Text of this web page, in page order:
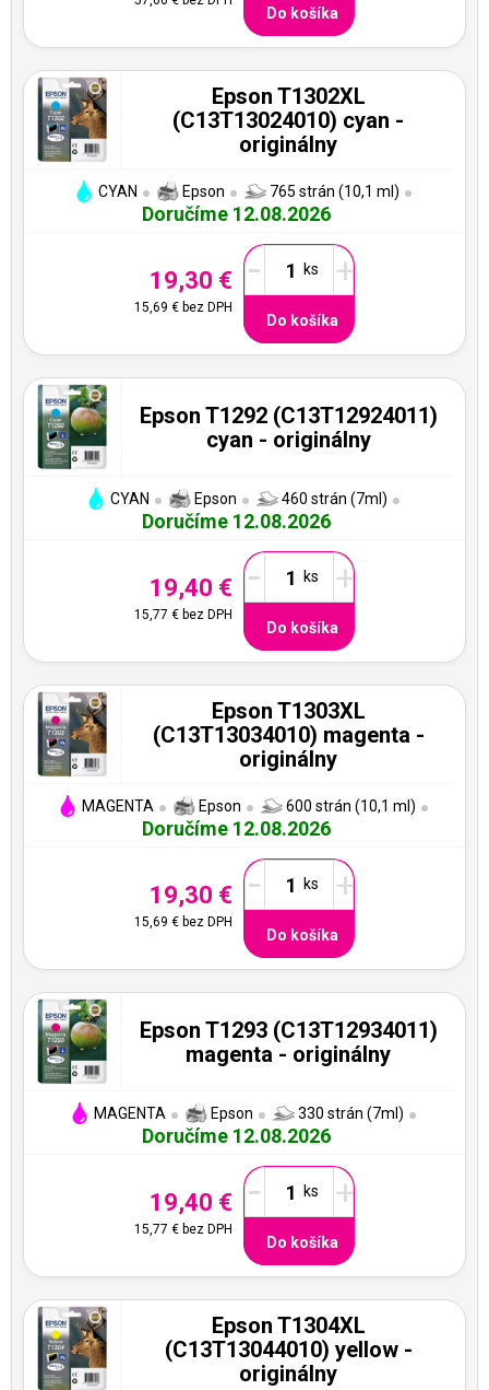
Do košíka
Epson T1302XL
(C13T13024010) cyan -
originálny
CYAN Epson 765 strán (10,1 ml)
Doručíme 12.08.2026
19,30 €
15,69 € bez DPH
- +
Do košíka
Epson T1292 (C13T12924011)
cyan - originálny
CYAN Epson 460 strán (7ml)
Doručíme 12.08.2026
19,40 €
15,77 € bez DPH
- +
Do košíka
Epson T1303XL
(C13T13034010) magenta -
originálny
MAGENTA Epson 600 strán (10,1 ml)
Doručíme 12.08.2026
19,30 €
15,69 € bez DPH
- +
Do košíka
Epson T1293 (C13T12934011)
magenta - originálny
MAGENTA Epson 330 strán (7ml)
Doručíme 12.08.2026
19,40 €
15,77 € bez DPH
- +
Do košíka
Epson T1304XL
(C13T13044010) yellow -
originálny